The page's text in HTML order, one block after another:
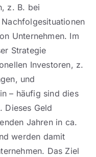
z. B. bei
Unternehmen. Im
Strategie
Investoren, z.
und
– häufig sind dies
Dieses Geld
Jahren in ca.
werden damit
Das Ziel